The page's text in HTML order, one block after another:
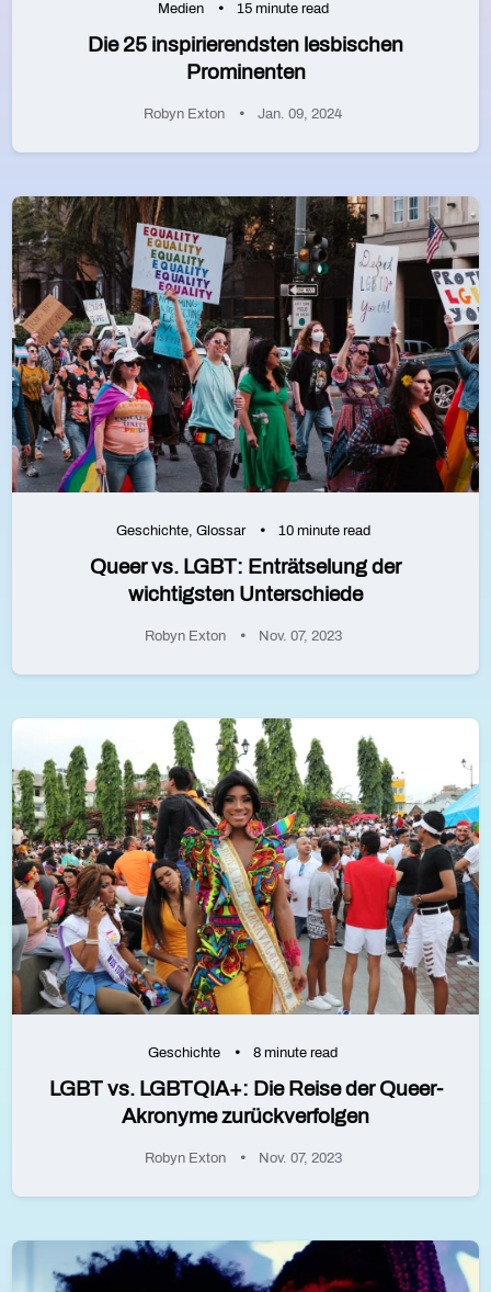
Medien 15 minute read
Die 25 inspirierendsten lesbischen
Prominenten
Robyn Exton Jan. 09, 2024
Geschichte, Glossar 10 minute read
Queer vs. LGBT: Enträtselung der
wichtigsten Unterschiede
Robyn Exton Nov. 07, 2023
Geschichte 8 minute read
LGBT vs. LGBTQIA+: Die Reise der Queer-
Akronyme zurückverfolgen
Robyn Exton Nov. 07, 2023